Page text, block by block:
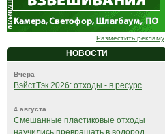
Разместить рекламу
НОВОСТИ
Вчера
ВэйстТэк 2026: отходы - в ресурс
4 августа
Смешанные пластиковые отходы